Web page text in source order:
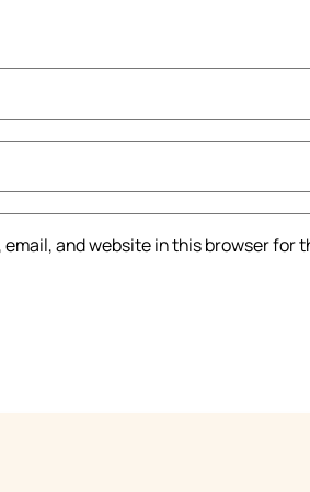
email, and website in this browser for